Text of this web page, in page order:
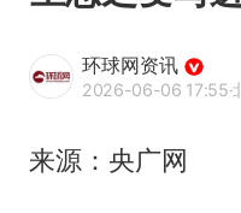
环球网资讯
2026-06-06 17:55·
来源：央广网